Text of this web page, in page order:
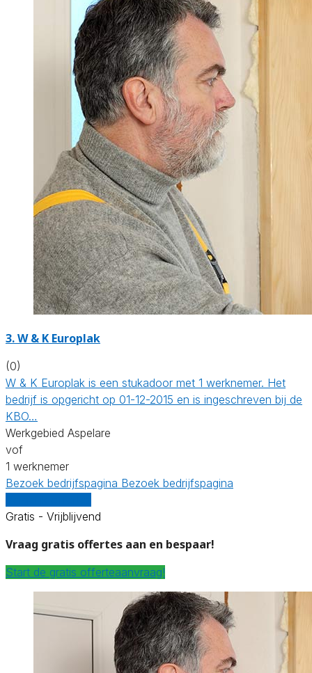
3. W & K Europlak
(0)
W & K Europlak is een stukadoor met 1 werknemer. Het
bedrijf is opgericht op 01-12-2015 en is ingeschreven bij de
KBO…
Werkgebied Aspelare
vof
1 werknemer
Bezoek bedrijfspagina Bezoek bedrijfspagina
Gratis - Vrijblijvend
Vraag gratis offertes aan en bespaar!
Start de gratis offerteaanvraag!